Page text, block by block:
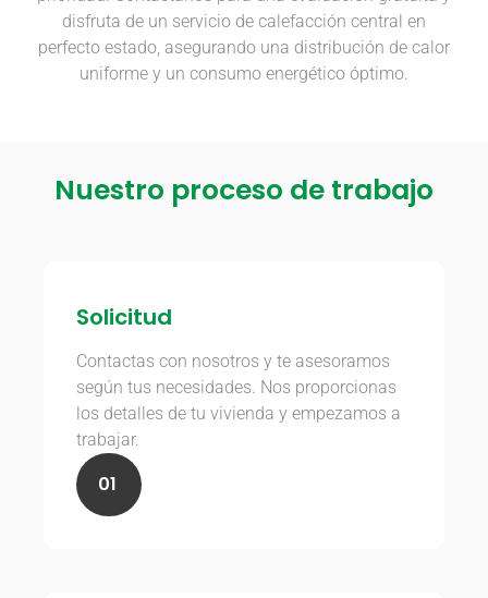
disfruta de un servicio de calefacción central en
perfecto estado, asegurando una distribución de calor
uniforme y un consumo energético óptimo.
Nuestro proceso de trabajo
Solicitud
Contactas con nosotros y te asesoramos
según tus necesidades. Nos proporcionas
los detalles de tu vivienda y empezamos a
trabajar.
01